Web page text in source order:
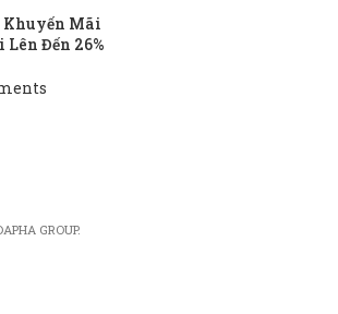
Khuyến Mãi
Đến 26%
GROUP.